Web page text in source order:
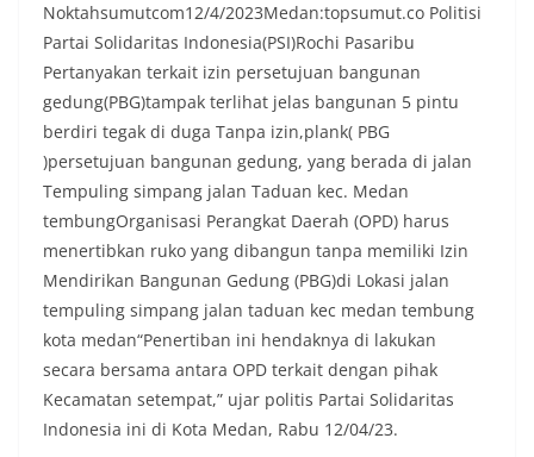
bukan setengah tiang, sebagai bentuk
penghormatan dan rasa cinta tanah air
menjelang perayaan HUT Kemerdekaan RI.
Petugas mengingatkan bahwa pemasangan
bendera dengan benar merupakan salah satu
wujud nyata partisipasi masyarakat dalam
memperingati hari bersejarah bangsa
Indonesia.‎‎”Kami mengimbau kepada seluruh
warga agar mulai mempersiapkan dan memasang
bendera Merah Putih di depan rumah masing-
masing secara penuh. Ini adalah bentuk
penghormatan kita bersama terhadap
perjuangan para pahlawan yang telah merebut
kemerdekaan,” ujar Aiptu Muliyadi Suraukur saat
berdialog dengan warga.‎‎Ia juga menambahkan
agar warga memperhatikan kondisi bendera yang
akan dikibarkan, memastikan bendera dalam
keadaan bersih, tidak sobek, dan layak untuk
dikibarkan sebagai simbol kehormatan
Noktahsumutcom12/4/2023Medan:topsumut.co Politisi
Partai Solidaritas Indonesia(PSI)Rochi Pasaribu
Pertanyakan terkait izin persetujuan bangunan
gedung(PBG)tampak terlihat jelas bangunan 5 pintu
berdiri tegak di duga Tanpa izin,plank( PBG
)persetujuan bangunan gedung, yang berada di jalan
Tempuling simpang jalan Taduan kec. Medan
tembungOrganisasi Perangkat Daerah (OPD) harus
menertibkan ruko yang dibangun tanpa memiliki Izin
Mendirikan Bangunan Gedung (PBG)di Lokasi jalan
tempuling simpang jalan taduan kec medan tembung
kota medan“Penertiban ini hendaknya di lakukan
secara bersama antara OPD terkait dengan pihak
Kecamatan setempat,” ujar politis Partai Solidaritas
Indonesia ini di Kota Medan, Rabu 12/04/23.